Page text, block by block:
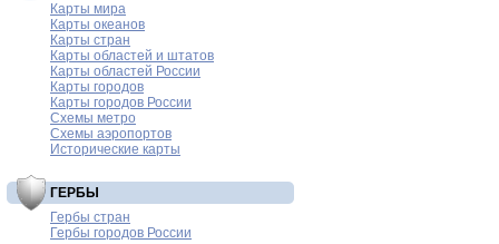
Карты мира
Карты океанов
Карты стран
Карты областей и штатов
Карты областей России
Карты городов
Карты городов России
Схемы метро
Схемы аэропортов
Исторические карты
ГЕРБЫ
Гербы стран
Гербы городов России